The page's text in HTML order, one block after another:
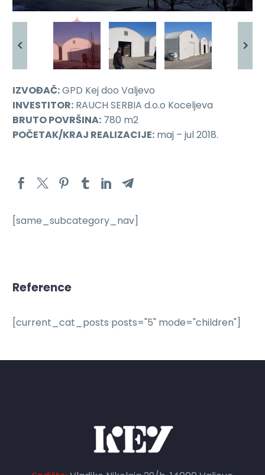
IZVOĐAČ:GPD Kej doo Valjevo
INVESTITOR: RAUCH SERBIA d.o.o Koceljeva
BRUTO POVRŠINA: 780 m2
POČETAK/KRAJ REALIZACIJE: maj – jul 2018.
[same_subcategory_nav]
Reference
[current_cat_posts posts="5" mode="children"]